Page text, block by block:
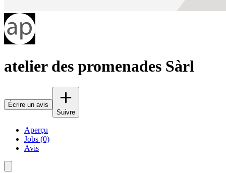
atelier des promenades Sàrl
Écrire un avis
Suivre
Aperçu
Jobs (0)
Avis